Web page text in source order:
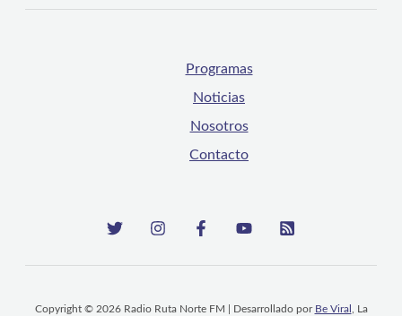
Programas
Noticias
Nosotros
Contacto
Copyright © 2026 Radio Ruta Norte FM | Desarrollado por Be Viral , La